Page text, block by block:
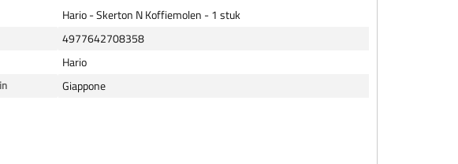
Hario - Skerton N Koffiemolen - 1 stuk
4977642708358
Hario
Giappone